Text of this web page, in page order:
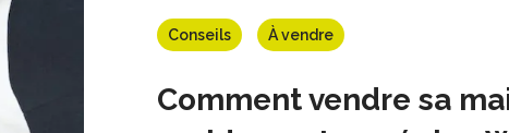
Conseils À vendre
Comment vendre sa